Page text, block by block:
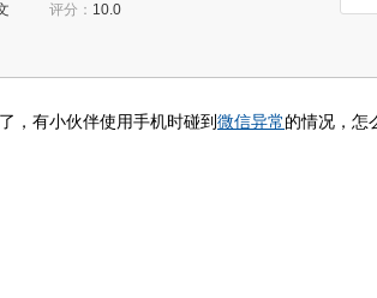
评分： 10.0
，有小伙伴使用手机时碰到微信异常的情况，怎